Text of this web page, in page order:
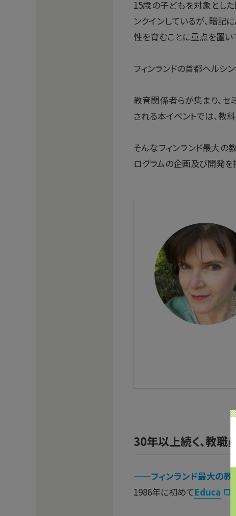
15歳の子どもを対象とし
ンクインしているが、暗記
性を育むことに重点を置い
フィンランドの首都ヘルシ
教育関係者らが集まり、
される本イベントでは、教
そんなフィンランド最大の
ログラムの企画及び開発を
30年以上続く、教職
——フィンランド最大の教
1986年に初めてEduca